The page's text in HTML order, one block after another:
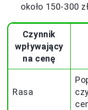
około 150-300
Czynnik
wpływający
na cenę
Rasa